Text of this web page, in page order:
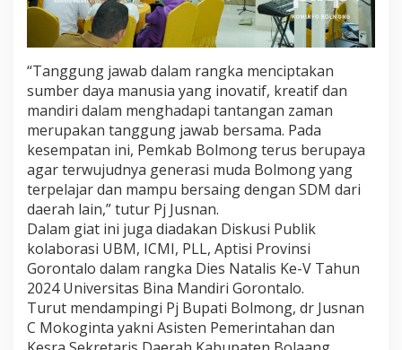
“Tanggung jawab dalam rangka menciptakan
sumber daya manusia yang inovatif, kreatif dan
mandiri dalam menghadapi tantangan zaman
merupakan tanggung jawab bersama. Pada
kesempatan ini, Pemkab Bolmong terus berupaya
agar terwujudnya generasi muda Bolmong yang
terpelajar dan mampu bersaing dengan SDM dari
daerah lain,” tutur Pj Jusnan.
Dalam giat ini juga diadakan Diskusi Publik
kolaborasi UBM, ICMI, PLL, Aptisi Provinsi
Gorontalo dalam rangka Dies Natalis Ke-V Tahun
2024 Universitas Bina Mandiri Gorontalo.
Turut mendampingi Pj Bupati Bolmong, dr Jusnan
C Mokoginta yakni Asisten Pemerintahan dan